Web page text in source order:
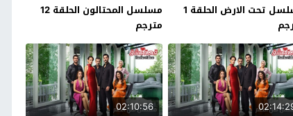
مسلسل تحت الارض الحلقة 1
مسلسل المحتالون الحلقة 12
مترجم
02:10:56